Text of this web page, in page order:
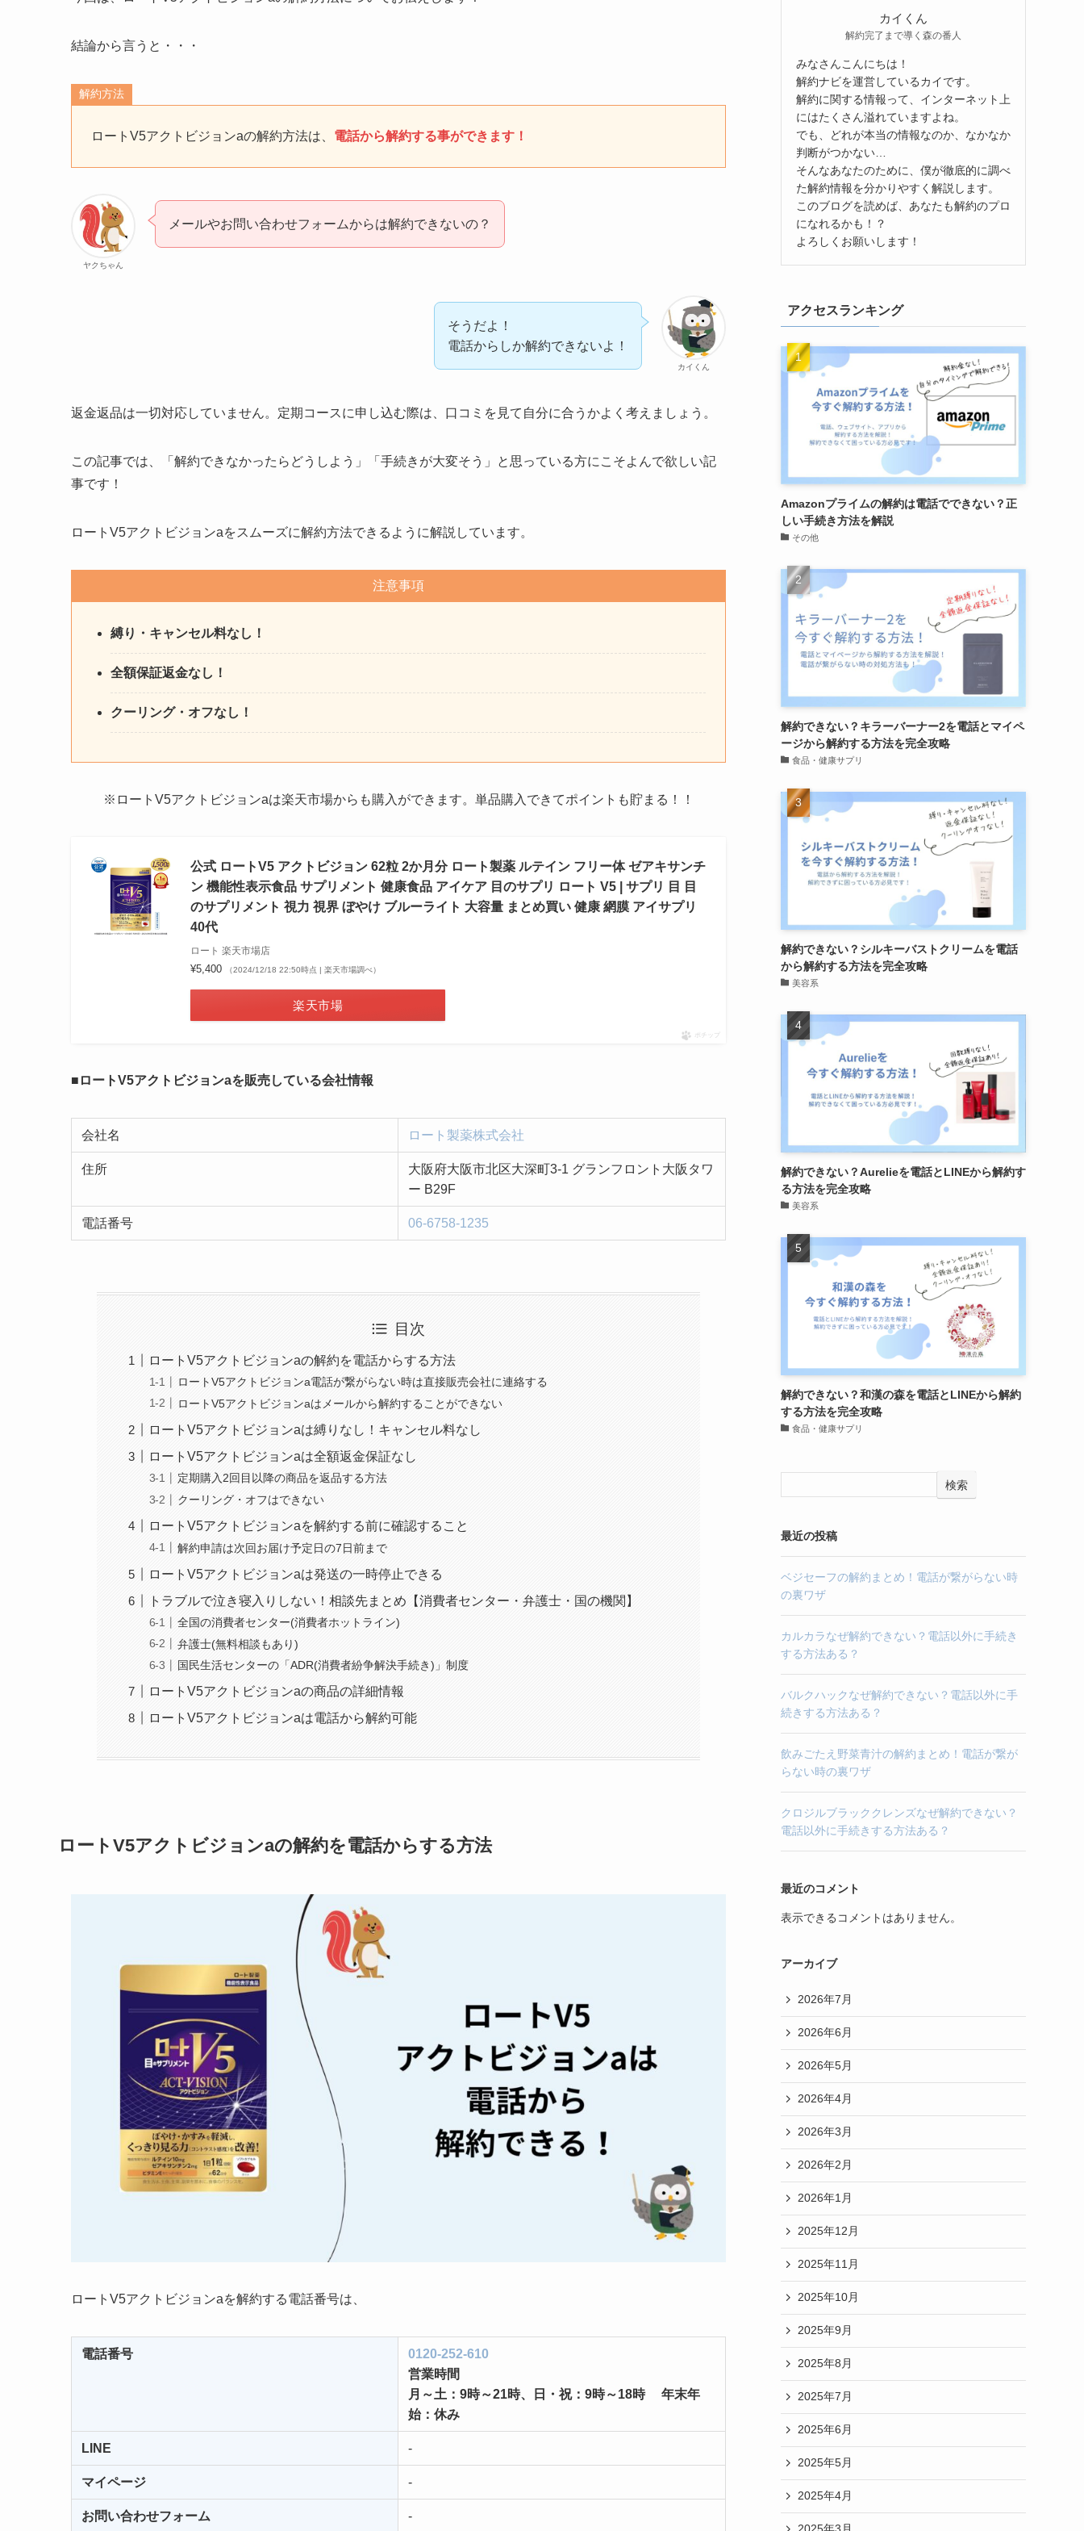
結論から言うと・・・
解約方法
ロートV5アクトビジョンaの解約方法は、 電話から解約する事ができます！
ヤクちゃん
メールやお問い合わせフォームからは解約できないの？
カイくん
そうだよ！
電話からしか解約できないよ！
返金返品は一切対応していません。定期コースに申し込む際は、口コミを見て自分に合うかよく考えましょう。
この記事では、「解約できなかったらどうしよう」「手続きが大変そう」と思っている方にこそよんで欲しい記
事です！
ロートV5アクトビジョンaをスムーズに解約方法できるように解説しています。
注意事項
縛り・キャンセル料なし！
全額保証返金なし！
クーリング・オフなし！
※ロートV5アクトビジョンaは楽天市場からも購入ができます。単品購入できてポイントも貯まる！！
公式 ロートV5 アクトビジョン 62粒 2か月分 ロート製薬 ルテイン フリー体 ゼアキサンチ
ン 機能性表示食品 サプリメント 健康食品 アイケア 目のサプリ ロート V5 | サプリ 目 目
のサプリメント 視力 視界 ぼやけ ブルーライト 大容量 まとめ買い 健康 網膜 アイサプリ
40代
ロート 楽天市場店
¥5,400 （2024/12/18 22:50時点 | 楽天市場調べ）
楽天市場
ポチップ
■ロートV5アクトビジョンaを販売している会社情報
会社名 ロート製薬株式会社
住所
大阪府大阪市北区大深町3-1 グランフロント大阪タワ
ー B29F
電話番号 06-6758-1235
目次
ロートV5アクトビジョンaの解約を電話からする方法
ロートV5アクトビジョンa電話が繋がらない時は直接販売会社に連絡する
ロートV5アクトビジョンaはメールから解約することができない
ロートV5アクトビジョンaは縛りなし！キャンセル料なし
ロートV5アクトビジョンaは全額返金保証なし
定期購入2回目以降の商品を返品する方法
クーリング・オフはできない
ロートV5アクトビジョンaを解約する前に確認すること
解約申請は次回お届け予定日の7日前まで
ロートV5アクトビジョンaは発送の一時停止できる
トラブルで泣き寝入りしない！相談先まとめ【消費者センター・弁護士・国の機関】
全国の消費者センター(消費者ホットライン)
弁護士(無料相談もあり)
国民生活センターの「ADR(消費者紛争解決手続き)」制度
ロートV5アクトビジョンaの商品の詳細情報
ロートV5アクトビジョンaは電話から解約可能
ロートV5アクトビジョンaの解約を電話からする方法
ロートV5アクトビジョンaを解約する電話番号は、
電話番号
0120-252-610
営業時間
月～土：9時～21時、日・祝：9時～18時
年末年
始：休み
LINE -
マイページ -
お問い合わせフォーム -
カイくん
解約完了まで導く森の番人
みなさんこんにちは！
解約ナビを運営しているカイです。
解約に関する情報って、インターネット上
にはたくさん溢れていますよね。
でも、どれが本当の情報なのか、なかなか
判断がつかない…
そんなあなたのために、僕が徹底的に調べ
た解約情報を分かりやすく解説します。
このブログを読めば、あなたも解約のプロ
になれるかも！？
よろしくお願いします！
アクセスランキング
Amazonプライムの解約は電話でできない？正
しい手続き方法を解説
その他
解約できない？キラーバーナー2を電話とマイペ
ージから解約する方法を完全攻略
食品・健康サプリ
解約できない？シルキーバストクリームを電話
から解約する方法を完全攻略
美容系
解約できない？Aurelieを電話とLINEから解約す
る方法を完全攻略
美容系
解約できない？和漢の森を電話とLINEから解約
する方法を完全攻略
食品・健康サプリ
検索
最近の投稿
ベジセーフの解約まとめ！電話が繋がらない時
の裏ワザ
カルカラなぜ解約できない？電話以外に手続き
する方法ある？
バルクハックなぜ解約できない？電話以外に手
続きする方法ある？
飲みごたえ野菜青汁の解約まとめ！電話が繋が
らない時の裏ワザ
クロジルブラッククレンズなぜ解約できない？
電話以外に手続きする方法ある？
最近のコメント
表示できるコメントはありません。
アーカイブ
2026年7月
2026年6月
2026年5月
2026年4月
2026年3月
2026年2月
2026年1月
2025年12月
2025年11月
2025年10月
2025年9月
2025年8月
2025年7月
2025年6月
2025年5月
2025年4月